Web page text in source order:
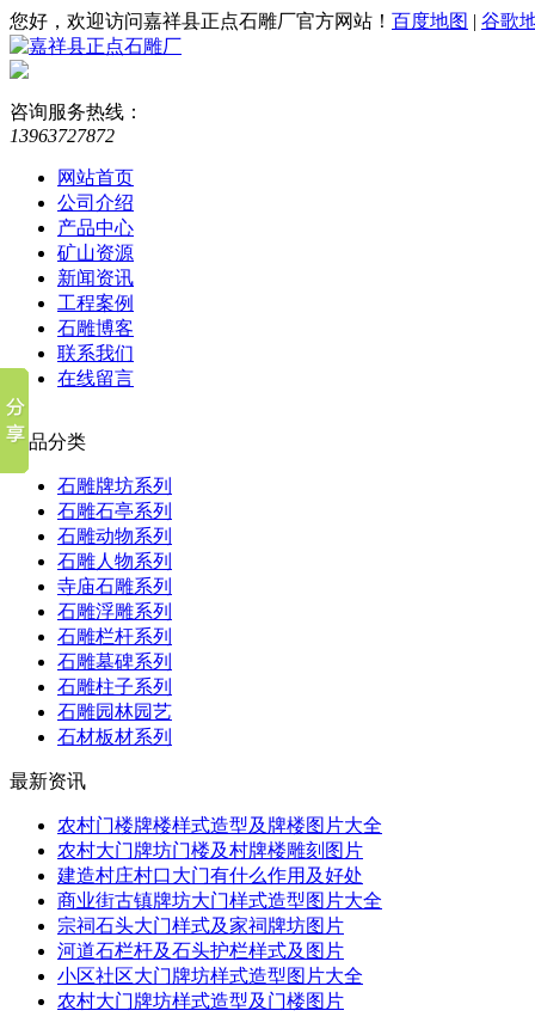
您好，欢迎访问嘉祥县正点石雕厂官方网站！ 百度地图 | 谷歌
咨询服务热线：
13963727872
网站首页
公司介绍
产品中心
矿山资源
新闻资讯
工程案例
石雕博客
联系我们
在线留言
产品分类
石雕牌坊系列
石雕石亭系列
石雕动物系列
石雕人物系列
寺庙石雕系列
石雕浮雕系列
石雕栏杆系列
石雕墓碑系列
石雕柱子系列
石雕园林园艺
石材板材系列
最新资讯
农村门楼牌楼样式造型及牌楼图片大全
农村大门牌坊门楼及村牌楼雕刻图片
建造村庄村口大门有什么作用及好处
商业街古镇牌坊大门样式造型图片大全
宗祠石头大门样式及家祠牌坊图片
河道石栏杆及石头护栏样式及图片
小区社区大门牌坊样式造型图片大全
农村大门牌坊样式造型及门楼图片